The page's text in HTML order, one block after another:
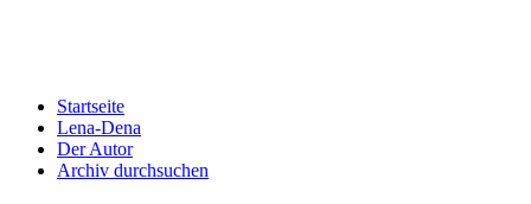
Startseite
Lena-Dena
Der Autor
Archiv durchsuchen